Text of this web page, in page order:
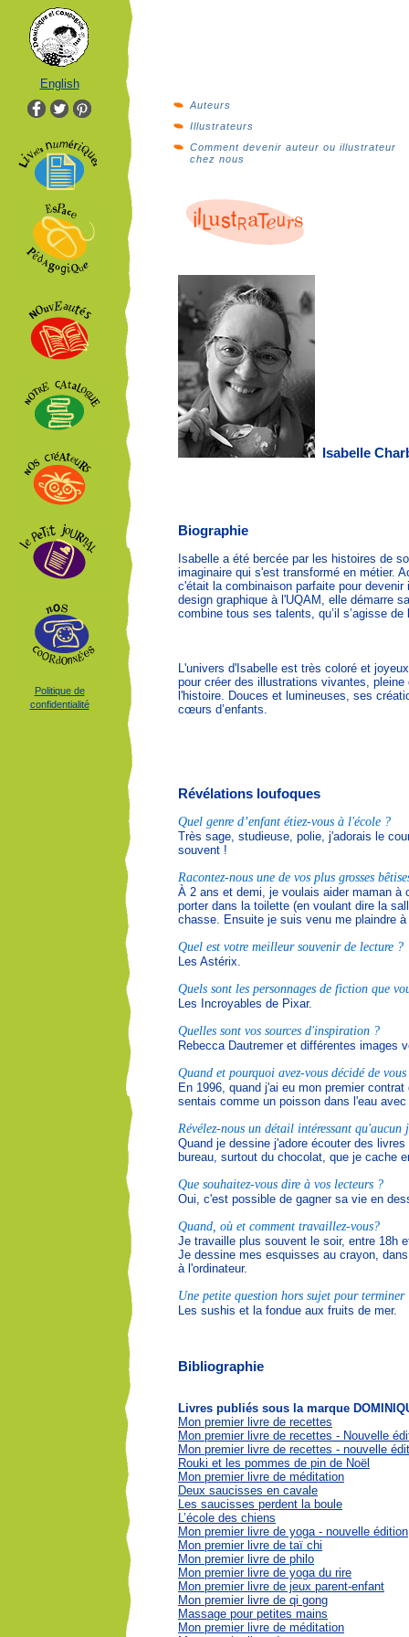
English
Politique de
confidentialité
Auteurs
Illustrateurs
Comment devenir auteur ou illustrateur
chez nous
Isabelle
Biographie
Isabelle a été bercée par les histoires de
imaginaire qui s'est transformé en métier.
c'était la combinaison parfaite pour
design graphique à l'UQAM, elle démarre
combine tous ses talents, qu’il s’agisse
L'univers d'Isabelle est très coloré et
pour créer des illustrations vivantes,
l'histoire. Douces et lumineuses, ses
cœurs d’enfants.
Révélations loufoques
Quel genre d’enfant étiez-vous à l'école ?
Très sage, studieuse, polie, j'adorais le
souvent !
Racontez-nous une de vos plus grosses
À 2 ans et demi, je voulais aider maman à
porter dans la toilette (en voulant dire la
chasse. Ensuite je suis venu me plaindre
Quel est votre meilleur souvenir de lecture ?
Les Astérix.
Quels sont les personnages de fiction que
Les Incroyables de Pixar.
Quelles sont vos sources d'inspiration ?
Rebecca Dautremer et différentes images
Quand et pourquoi avez-vous décidé de
En 1996, quand j'ai eu mon premier
sentais comme un poisson dans l'eau
Révélez-nous un détail intéressant
Quand je dessine j'adore écouter des
bureau, surtout du chocolat, que je cache
Que souhaitez-vous dire à vos lecteurs ?
Oui, c'est possible de gagner sa vie en
Quand, où et comment travaillez-vous?
Je travaille plus souvent le soir, entre 18h
Je dessine mes esquisses au crayon,
à l'ordinateur.
Une petite question hors sujet pour
Les sushis et la fondue aux fruits de mer.
Bibliographie
Livres publiés sous la marque
Mon premier livre de recettes
Mon premier livre de recettes - Nouvelle
Mon premier livre de recettes - nouvelle
Rouki et les pommes de pin de Noël
Mon premier livre de méditation
Deux saucisses en cavale
Les saucisses perdent la boule
L’école des chiens
Mon premier livre de yoga - nouvelle édition
Mon premier livre de taï chi
Mon premier livre de philo
Mon premier livre de yoga du rire
Mon premier livre de jeux parent-enfant
Mon premier livre de qi gong
Massage pour petites mains
Mon premier livre de méditation